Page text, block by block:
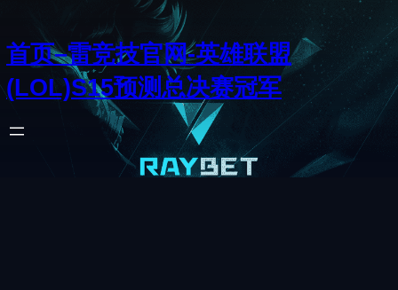
首页–雷竞技官网-英雄联盟
(LOL)S15预测总决赛冠军